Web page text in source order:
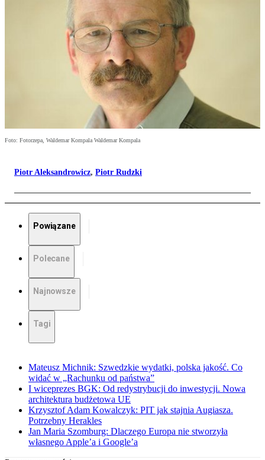
Foto: Fotorzepa, Waldemar Kompala Waldemar Kompala
Piotr Aleksandrowicz, Piotr Rudzki
Powiązane
Polecane
Najnowsze
Tagi
Mateusz Michnik: Szwedzkie wydatki, polska jakość. Co
widać w „Rachunku od państwa”
I wiceprezes BGK: Od redystrybucji do inwestycji. Nowa
architektura budżetowa UE
Krzysztof Adam Kowalczyk: PIT jak stajnia Augiasza.
Potrzebny Herakles
Jan Maria Szomburg: Dlaczego Europa nie stworzyła
własnego Apple’a i Google’a